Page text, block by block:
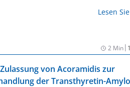
haben. Bereits 2023 wurde
Lesen
2 Min|
Zulassung von Acoramidis zur
der Transthyretin-